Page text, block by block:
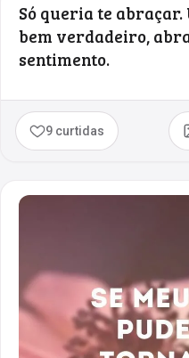
Só queria te
bem verdadeiro,
sentimento.
9 curtidas